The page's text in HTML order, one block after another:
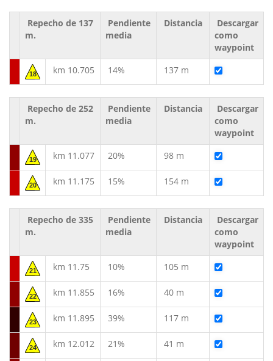
Repecho de 137
m.
Pendiente
media
Distancia
Descargar
como
waypoint
18 km 10.705 14% 137 m
Repecho de 252
m.
Pendiente
media
Distancia
Descargar
como
waypoint
19 km 11.077 20% 98 m
20 km 11.175 15% 154 m
Repecho de 335
m.
Pendiente
media
Distancia
Descargar
como
waypoint
21 km 11.75 10% 105 m
22 km 11.855 16% 40 m
23 km 11.895 39% 117 m
24 km 12.012 21% 41 m